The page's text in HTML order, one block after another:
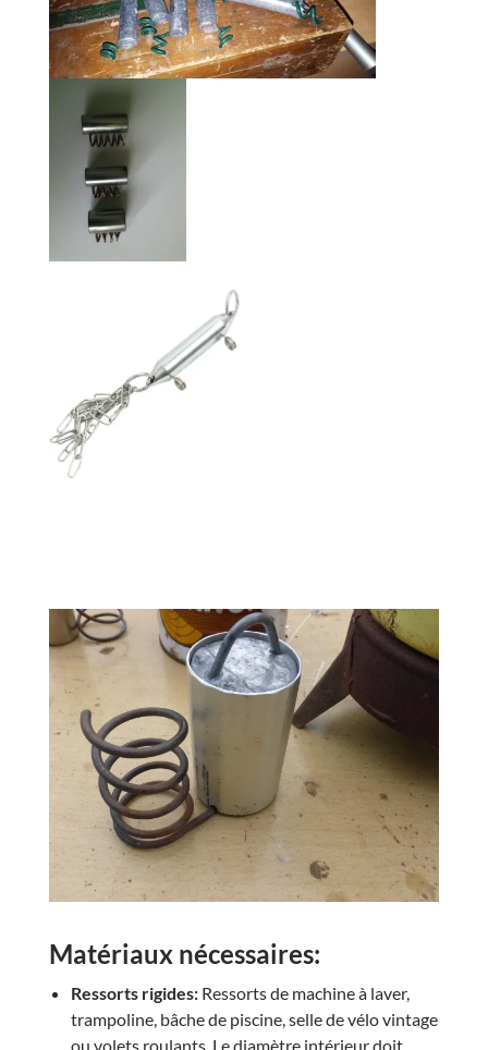
Matériaux nécessaires:
Ressorts rigides:Ressorts de machine à laver,
trampoline, bâche de piscine, selle de vélo vintage
ou volets roulants. Le diamètre intérieur doit